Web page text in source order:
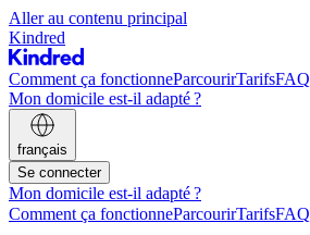
Aller au contenu principal
Kindred
Comment ça fonctionneParcourirTarifsFAQ
Mon domicile est-il adapté ?
français
Se connecter
Mon domicile est-il adapté ?
Comment ça fonctionneParcourirTarifsFAQ